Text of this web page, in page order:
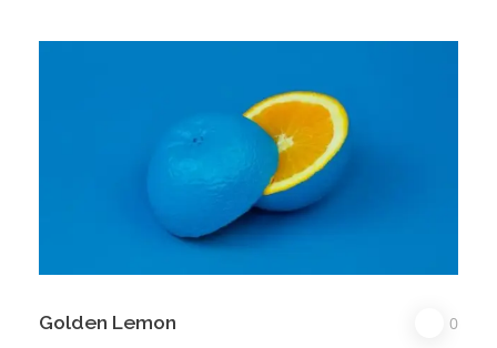
Golden Lemon
0